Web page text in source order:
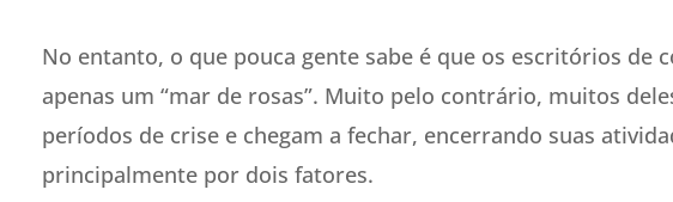
No entanto, o que pouca gente sabe é que os escritórios de
apenas um “mar de rosas”. Muito pelo contrário, muitos
períodos de crise e chegam a fechar, encerrando suas
principalmente por dois fatores.